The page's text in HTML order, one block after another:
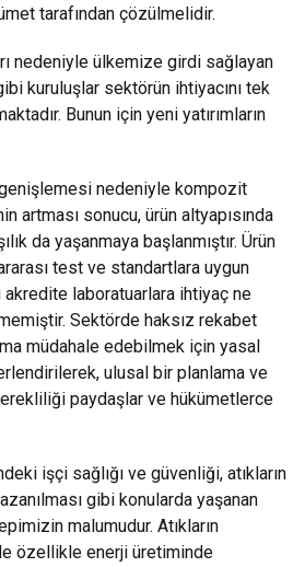
tarafından çözülmelidir.
nedeniyle ülkemize girdi sağlayan
kuruluşlar sektörün ihtiyacını tek
Bunun için yeni yatırımların
genişlemesi nedeniyle kompozit
artması sonucu, ürün altyapısında
da yaşanmaya başlanmıştır. Ürün
test ve standartlara uygun
akredite laboratuarlara ihtiyaç ne
Sektörde haksız rekabet
müdahale edebilmek için yasal
ulusal bir planlama ve
paydaşlar ve hükümetlerce
işçi sağlığı ve güvenliği, atıkların
gibi konularda yaşanan
malumudur. Atıkların
özellikle enerji üretiminde